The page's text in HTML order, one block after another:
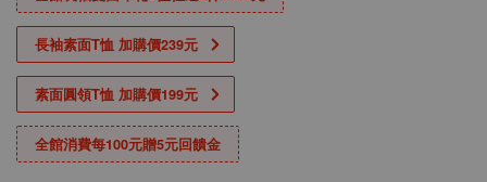
長袖素面T恤 加購價239元
素面圓領T恤 加購價199元
全館消費每100元贈5元回饋金